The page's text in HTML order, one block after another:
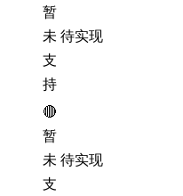
暂
未
支
持
待实现
🔴
暂
未
支
待实现